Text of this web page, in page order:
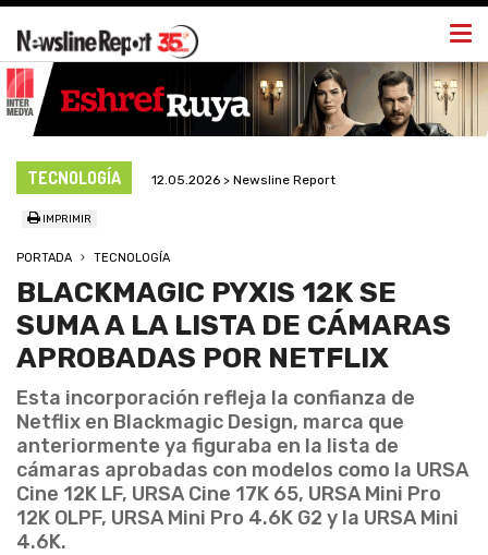
TECNOLOGÍA 12.05.2026 > Newsline Report
IMPRIMIR
PORTADA TECNOLOGÍA
BLACKMAGIC PYXIS 12K SE
SUMA A LA LISTA DE CÁMARAS
APROBADAS POR NETFLIX
Esta incorporación refleja la confianza de
Netflix en Blackmagic Design, marca que
anteriormente ya figuraba en la lista de
cámaras aprobadas con modelos como la URSA
Cine 12K LF, URSA Cine 17K 65, URSA Mini Pro
12K OLPF, URSA Mini Pro 4.6K G2 y la URSA Mini
4.6K.